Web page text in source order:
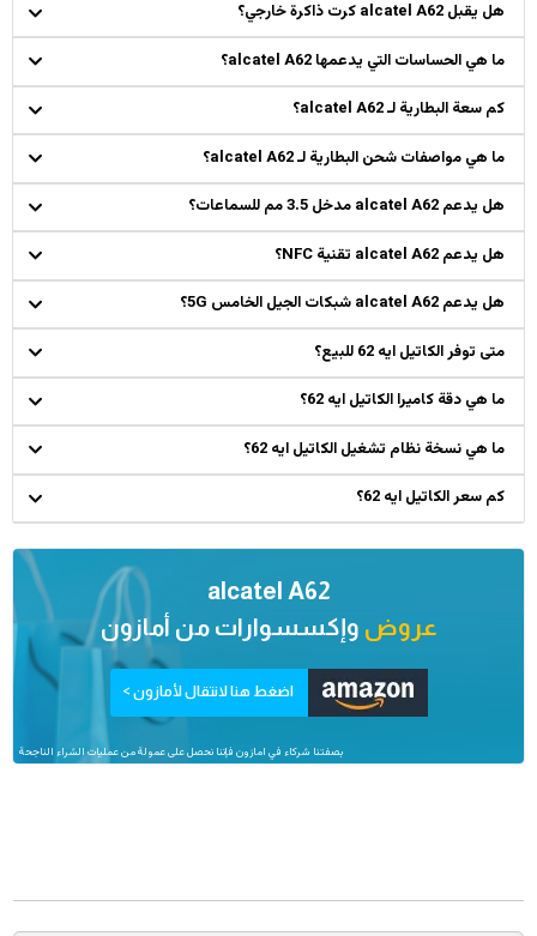
هل يقبل alcatel A62 كرت ذاكرة خارجي؟
ما هي الحساسات التي يدعمها alcatel A62؟
كم سعة البطارية لـ alcatel A62؟
ما هي مواصفات شحن البطارية لـ alcatel A62؟
هل يدعم alcatel A62 مدخل 3.5 مم للسماعات؟
هل يدعم alcatel A62 تقنية NFC؟
هل يدعم alcatel A62 شبكات الجيل الخامس 5G؟
متى توفر الكاتيل ايه 62 للبيع؟
ما هي دقة كاميرا الكاتيل ايه 62؟
ما هي نسخة نظام تشغيل الكاتيل ايه 62؟
كم سعر الكاتيل ايه 62؟
alcatel A62
عروض وإكسسوارات منأمازون
اضغط هنا لانتقال لأمازون >
بصفتنا شركاء في امازون فإننا نحصل على عمولة من عمليات الشراء الناجحة